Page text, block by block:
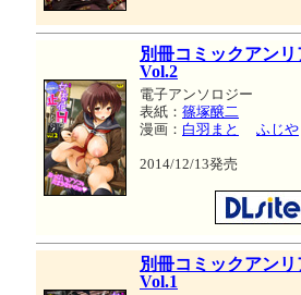
別冊コミックアン
Vol.2
電子アンソロジー
表紙： 篠塚醸二
漫画： 白羽まと ふじや
2014/12/13発売
別冊コミックアン
Vol.1